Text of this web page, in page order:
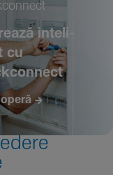
inte­li­
cu